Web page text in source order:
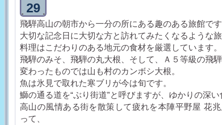
29
飛騨高山の朝市から一分の所にある趣のある旅館で
大切な記念日に大切な方と訪れてみたくなるような
料理はこだわりのある地元の食材を厳選しています。
飛騨のみそ、飛騨の丸大根、そして、Ａ５等級の飛
変わったものでは山も村のカンボシ大根。
魚は氷見で取れた寒ブリが今は旬です。
鰤の通る道を“ぶり街道”と呼びますが、ゆかりの深
高山の風情ある街を散策して疲れを本陣平野屋 花
って、